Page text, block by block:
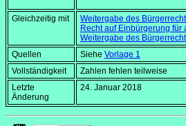
Gleichzeitig mit
Weitergabe des
Recht auf Einbürgerung
Weitergabe des
Quellen
Siehe Vorlage 1
Vollständigkeit
Zahlen fehlen teilweise
Letzte
Änderung
24. Januar 2018